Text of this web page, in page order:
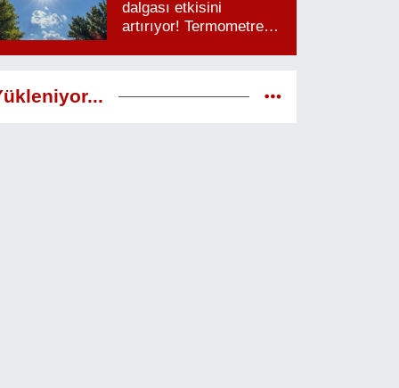
dalgası etkisini
artırıyor! Termometreler